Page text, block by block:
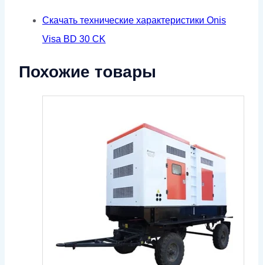
Скачать технические характеристики Onis
Visa BD 30 CK
Похожие товары